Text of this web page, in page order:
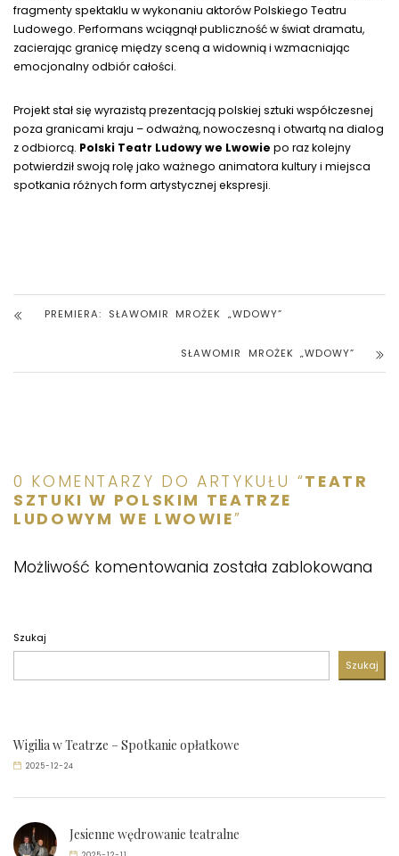
fragmenty spektaklu w wykonaniu aktorów Polskiego Teatru
Ludowego. Performans wciągnął publiczność w świat dramatu,
zacierając granicę między sceną a widownią i wzmacniając
emocjonalny odbiór całości.
Projekt stał się wyrazistą prezentacją polskiej sztuki współczesnej
poza granicami kraju – odważną, nowoczesną i otwartą na dialog
z odbiorcą. Polski Teatr Ludowy we Lwowie po raz kolejny
potwierdził swoją rolę jako ważnego animatora kultury i miejsca
spotkania różnych form artystycznej ekspresji.
PREMIERA: SŁAWOMIR MROŻEK „WDOWY”
SŁAWOMIR MROŻEK „WDOWY”
0 KOMENTARZY DO ARTYKUŁU “TEATR
SZTUKI W POLSKIM TEATRZE
LUDOWYM WE LWOWIE”
Możliwość komentowania została zablokowana
Szukaj
Szukaj
Wigilia w Teatrze – Spotkanie opłatkowe
2025-12-24
Jesienne wędrowanie teatralne